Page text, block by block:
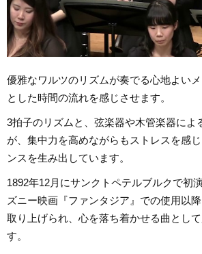
優雅なワルツのリズムが奏でる心地よい
とした時間の流れを感じさせます。
3拍子のリズムと、弦楽器や木管楽器によ
が、集中力を高めながらもストレスを感
ンスを生み出しています。
1892年12月にサンクトペテルブルクで初
ズニー映画『ファンタジア』での使用以
取り上げられ、心を落ち着かせる曲とし
す。